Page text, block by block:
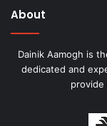
About
Dainik Aamogh is
dedicated and